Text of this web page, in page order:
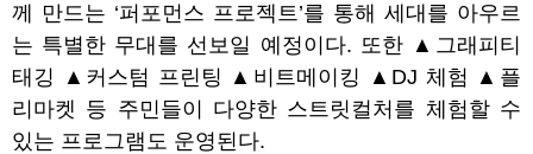
께 만드는 ‘퍼포먼스 프로젝트’를 통해 세대를 아우르
는 특별한 무대를 선보일 예정이다. 또한 ▲ 그래피티
태깅 ▲ 커스텀 프린팅 ▲ 비트메이킹 ▲ DJ 체험 ▲ 플
리마켓 등 주민들이 다양한 스트릿컬처를 체험할 수
있는 프로그램도 운영된다.